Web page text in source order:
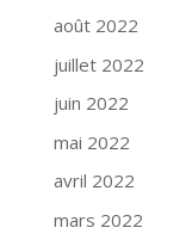
août 2022
juillet 2022
juin 2022
mai 2022
avril 2022
mars 2022